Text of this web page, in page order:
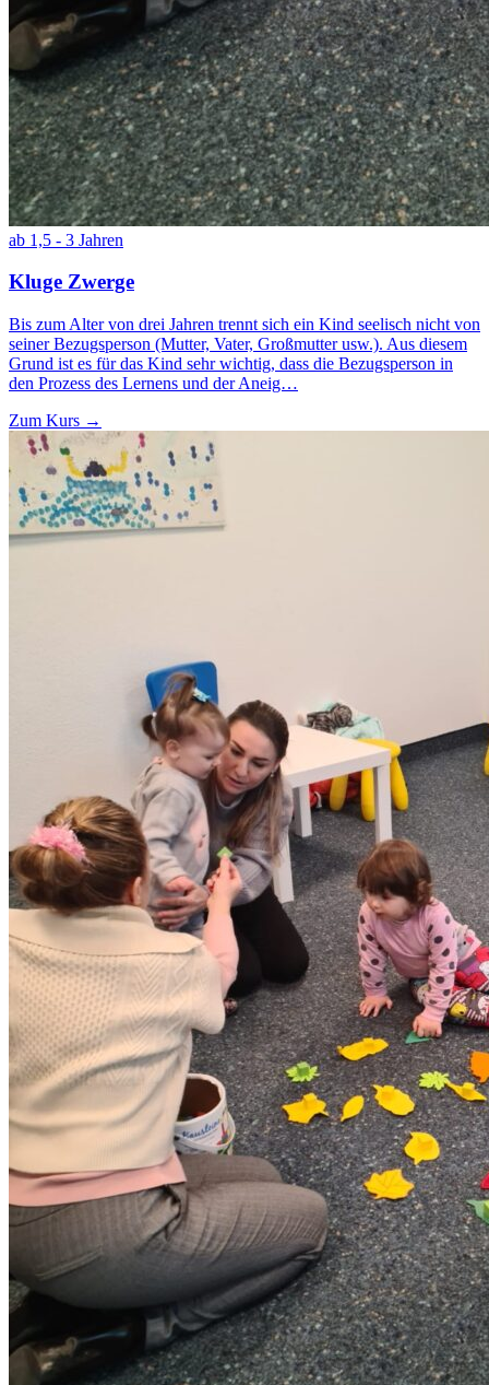
ab 1,5 - 3 Jahren
Kluge Zwerge
Bis zum Alter von drei Jahren trennt sich ein Kind seelisch nicht von
seiner Bezugsperson (Mutter, Vater, Großmutter usw.). Aus diesem
Grund ist es für das Kind sehr wichtig, dass die Bezugsperson in
den Prozess des Lernens und der Aneig…
Zum Kurs →